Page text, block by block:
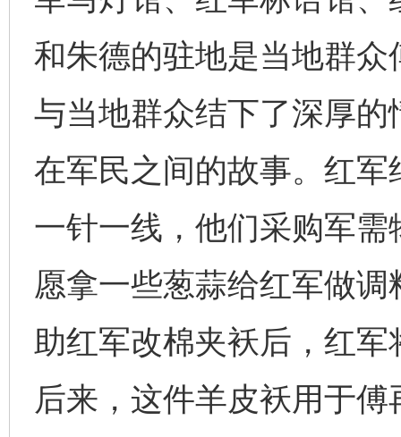
和朱德的驻地是当地群
与当地群众结下了深厚
在军民之间的故事。红
一针一线，他们采购军
愿拿一些葱蒜给红军做
助红军改棉夹袄后，红
后来，这件羊皮袄用于